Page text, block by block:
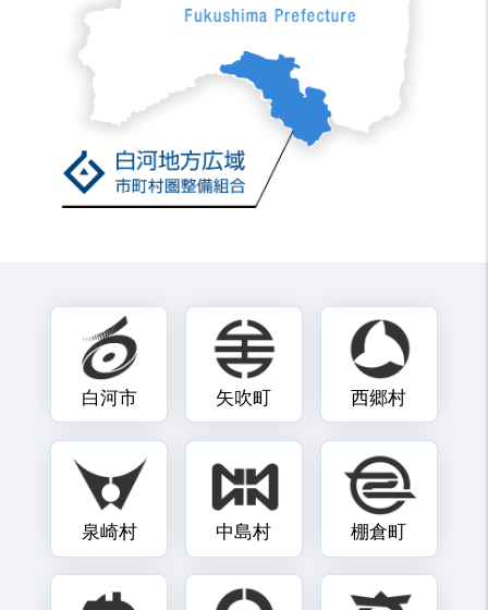
白河市 矢吹町 西郷村
泉崎村 中島村 棚倉町